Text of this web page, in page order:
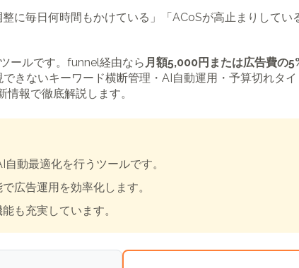
に毎日何時間もかけている」「ACoSが高止まりしてい
ールです。funnel経由なら 月額5,000円または広告費の
きないキーワード横断管理・AI自動運用・予算切れタ
報で徹底解説します。
動最適化を行うツールです。
広告運用を効率化します。
も充実しています。